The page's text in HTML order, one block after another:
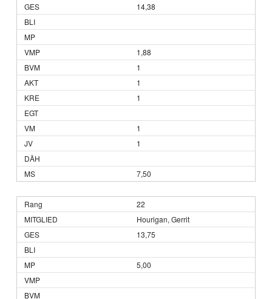
14,38
1,88
1
1
1
1
1
7,50
22
Hourigan, Gerrit
13,75
5,00